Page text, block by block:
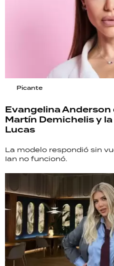
Picante
Evangelina Anderson
Martín Demichelis y
Lucas
La modelo respondió sin
Ian no funcionó.